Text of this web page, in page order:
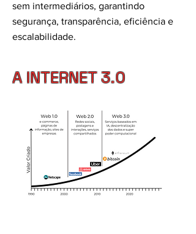
sem intermediários, garantindo
segurança, transparência, eficiência e
escalabilidade.
A INTERNET 3.0